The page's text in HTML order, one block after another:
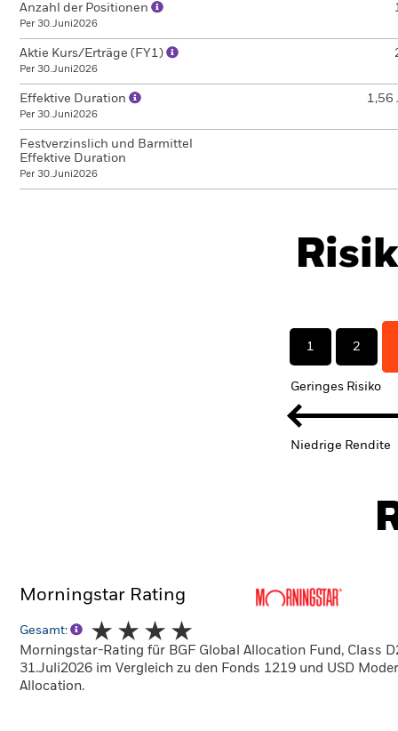
Anzahl der Positionen
Per 30.Juni2026
Aktie Kurs/Erträge (FY1)
Per 30.Juni2026
Effektive Duration
Per 30.Juni2026
1,56
Festverzinslich und Barmittel
Effektive Duration
Per 30.Juni2026
1 2
Geringes Risiko
Niedrige Rendite
Morningstar Rating
Gesamt:
Morningstar-Rating für BGF Global Allocation Fund, Class
31.Juli2026 im Vergleich zu den Fonds 1219 und USD
Allocation.